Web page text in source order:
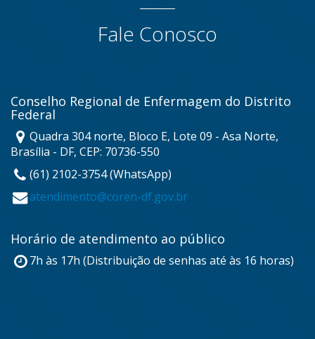
Fale Conosco
Conselho Regional de Enfermagem do Distrito
Federal
Quadra 304 norte, Bloco E, Lote 09 - Asa Norte,
Brasília - DF, CEP: 70736-550
(61) 2102-3754 (WhatsApp)
atendimento@coren-df.gov.br
Horário de atendimento ao público
7h às 17h (Distribuição de senhas até às 16 horas)